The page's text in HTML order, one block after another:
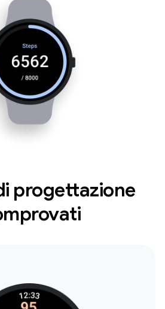
progettazione